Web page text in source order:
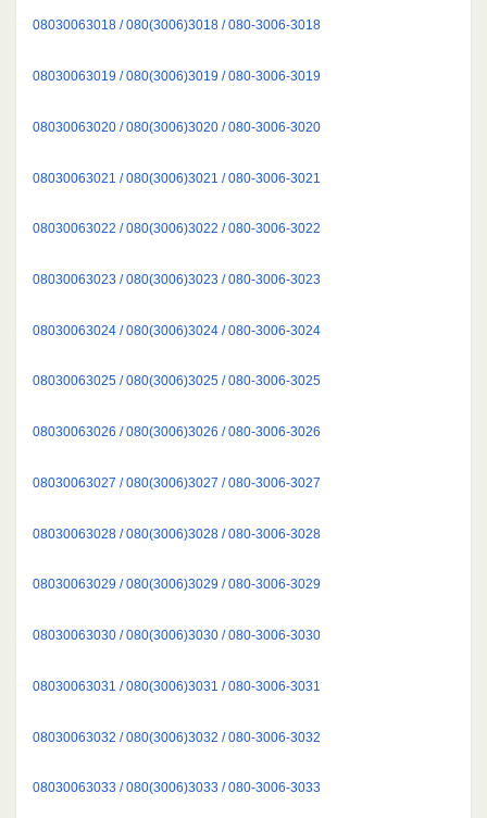
08030063018 / 080(3006)3018 / 080-3006-3018
08030063019 / 080(3006)3019 / 080-3006-3019
08030063020 / 080(3006)3020 / 080-3006-3020
08030063021 / 080(3006)3021 / 080-3006-3021
08030063022 / 080(3006)3022 / 080-3006-3022
08030063023 / 080(3006)3023 / 080-3006-3023
08030063024 / 080(3006)3024 / 080-3006-3024
08030063025 / 080(3006)3025 / 080-3006-3025
08030063026 / 080(3006)3026 / 080-3006-3026
08030063027 / 080(3006)3027 / 080-3006-3027
08030063028 / 080(3006)3028 / 080-3006-3028
08030063029 / 080(3006)3029 / 080-3006-3029
08030063030 / 080(3006)3030 / 080-3006-3030
08030063031 / 080(3006)3031 / 080-3006-3031
08030063032 / 080(3006)3032 / 080-3006-3032
08030063033 / 080(3006)3033 / 080-3006-3033